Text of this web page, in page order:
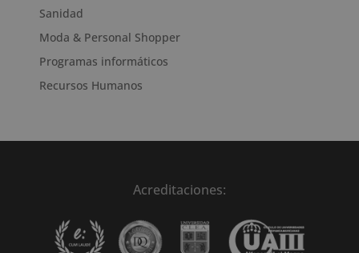
Sanidad
Moda & Personal Shopper
Programas informáticos
Recursos Humanos
Acreditaciones: